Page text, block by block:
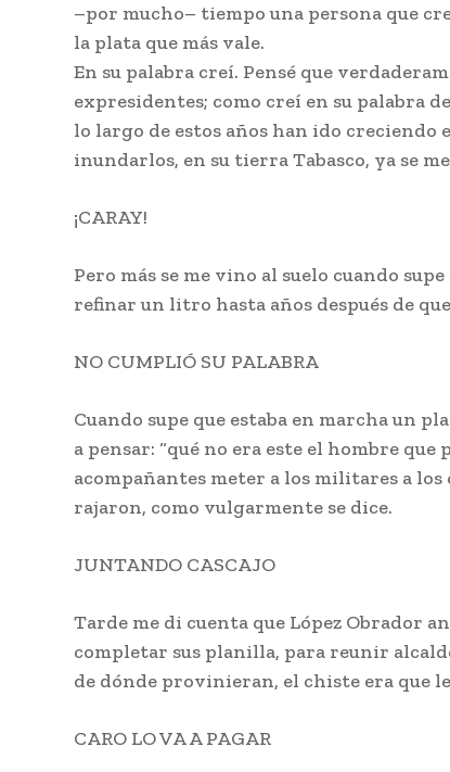
–por mucho– tiempo una persona que
la plata que más vale.
En su palabra creí. Pensé que
expresidentes; como creí en su palabra
lo largo de estos años han ido creciendo
inundarlos, en su tierra Tabasco, ya se
¡CARAY!
Pero más se me vino al suelo cuando
refinar un litro hasta años después de
NO CUMPLIÓ SU PALABRA
Cuando supe que estaba en marcha un
a pensar: “qué no era este el hombre
acompañantes meter a los militares a los
rajaron, como vulgarmente se dice.
JUNTANDO CASCAJO
Tarde me di cuenta que López Obrador
completar sus planilla, para reunir
de dónde provinieran, el chiste era que
CARO LO VA A PAGAR